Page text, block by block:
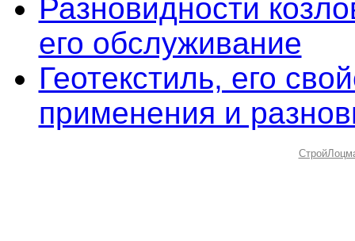
Разновидности
его обслуживание
Геотекстиль, его
применения и